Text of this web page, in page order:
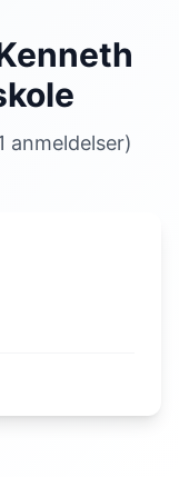
anmeldelser)